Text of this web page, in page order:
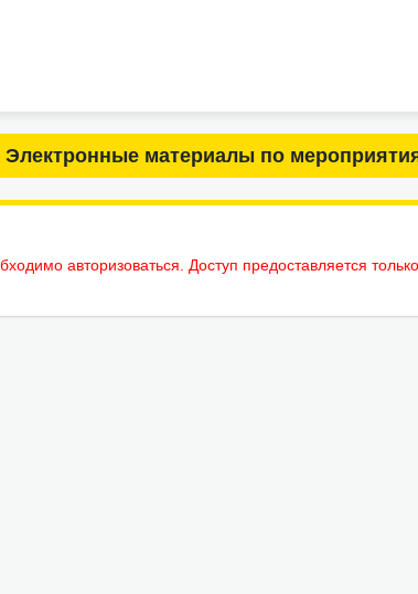
Электронные материалы по
авторизоваться. Доступ предоставляется